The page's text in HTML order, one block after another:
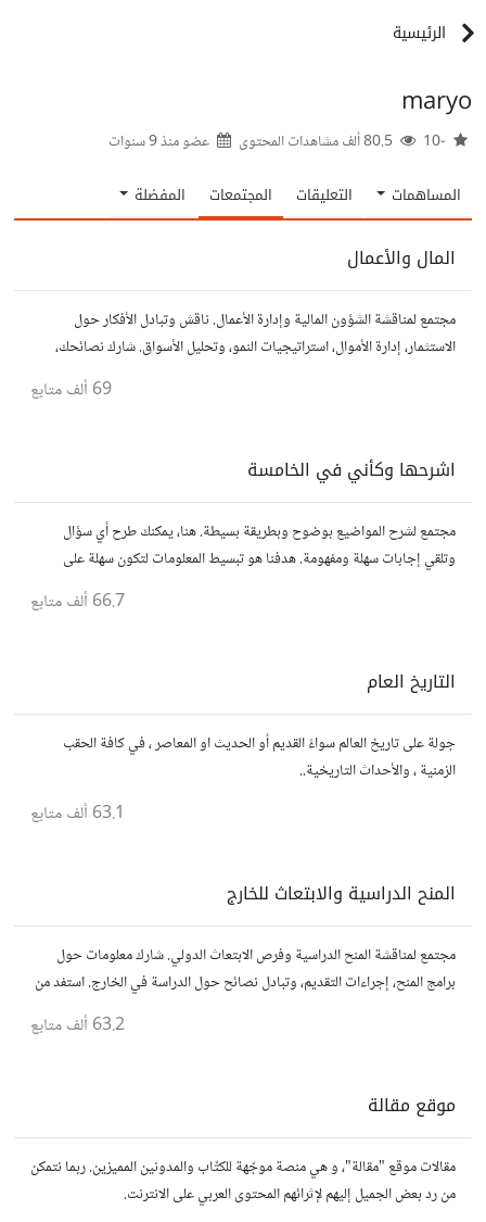
الرئيسية
maryo
-10 عضو منذ9 سنوات
المساهمات التعليقات المجتمعات المفضلة
المال والأعمال
مجتمع لمناقشة الشؤون المالية وإدارة الأعمال. ناقش وتبادل الأفكار حول
الاستثمار، إدارة الأموال، استراتيجيات النمو، وتحليل الأسواق. شارك نصائحك،
69 ألف متابع
اشرحها وكأني في الخامسة
مجتمع لشرح المواضيع بوضوح وبطريقة بسيطة. هنا، يمكنك طرح أي سؤال
وتلقي إجابات سهلة ومفهومة. هدفنا هو تبسيط المعلومات لتكون سهلة على
66.7 ألف متابع
التاريخ العام
جولة على تاريخ العالم سواءً القديم أو الحديث او المعاصر ، في كافة الحقب
الزمنية ، والأحداث التاريخية..
63.1 ألف متابع
المنح الدراسية والابتعاث للخارج
مجتمع لمناقشة المنح الدراسية وفرص الابتعاث الدولي. شارك معلومات حول
برامج المنح، إجراءات التقديم، وتبادل نصائح حول الدراسة في الخارج. استفد من
63.2 ألف متابع
موقع مقالة
مقالات موقع "مقالة"، و هي منصة موجّهة للكتّاب والمدونين المميزين. ربما نتمكن
من رد بعض الجميل إليهم لإثرائهم المحتوى العربي على الانترنت.